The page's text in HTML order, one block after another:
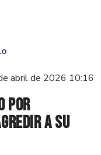
abril de 2026 10:16
por
a su